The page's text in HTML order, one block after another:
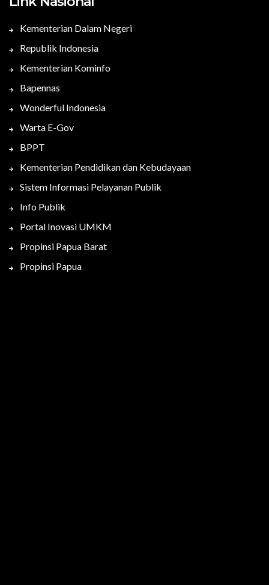
Kementerian Dalam Negeri
Republik Indonesia
Kementerian Kominfo
Bapennas
Wonderful Indonesia
Warta E-Gov
BPPT
Kementerian Pendidikan dan Kebudayaan
Sistem Informasi Pelayanan Publik
Info Publik
Portal Inovasi UMKM
Propinsi Papua Barat
Propinsi Papua